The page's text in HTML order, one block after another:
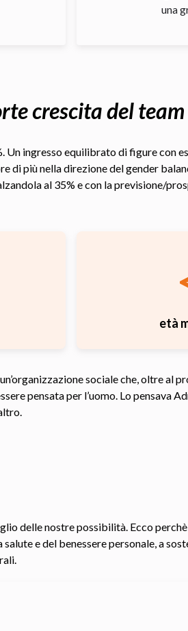
una
crescita del team
Un ingresso equilibrato di figure con
di più nella direzione del gender
al 35% e con la previsione/
età
sociale che, oltre al
pensata per l’uomo. Lo pensava
delle nostre possibilità. Ecco
e del benessere personale, a